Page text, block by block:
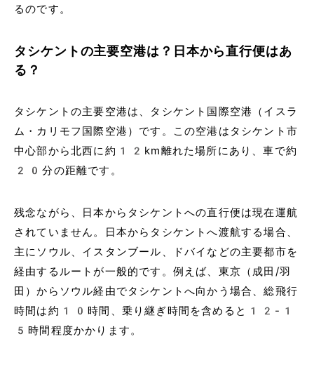
るのです。
タシケントの主要空港は？日本から直行便はあ
る？
タシケントの主要空港は、タシケント国際空港（イスラ
ム・カリモフ国際空港）です。この空港はタシケント市
中心部から北西に約12km離れた場所にあり、車で約
20分の距離です。
残念ながら、日本からタシケントへの直行便は現在運航
されていません。日本からタシケントへ渡航する場合、
主にソウル、イスタンブール、ドバイなどの主要都市を
経由するルートが一般的です。例えば、東京（成田/羽
田）からソウル経由でタシケントへ向かう場合、総飛行
時間は約10時間、乗り継ぎ時間を含めると12-1
5時間程度かかります。